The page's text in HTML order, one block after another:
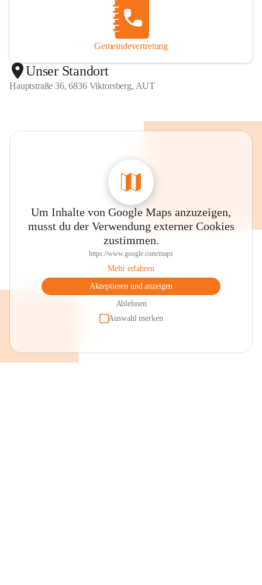
Gemeindevertretung
Unser Standort
Hauptstraße 36, 6836 Viktorsberg, AUT
Um Inhalte von Google Maps anzuzeigen,
musst du der Verwendung externer Cookies
zustimmen.
https://www.google.com/maps
Mehr erfahren
Akzeptieren und anzeigen
Ablehnen
Auswahl merken